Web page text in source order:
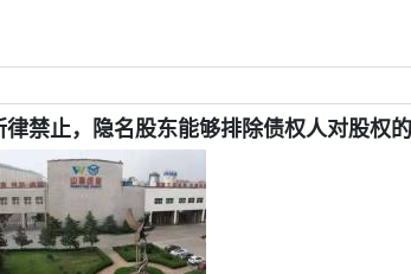
禁止，隐名股东能够排除债权人对股权